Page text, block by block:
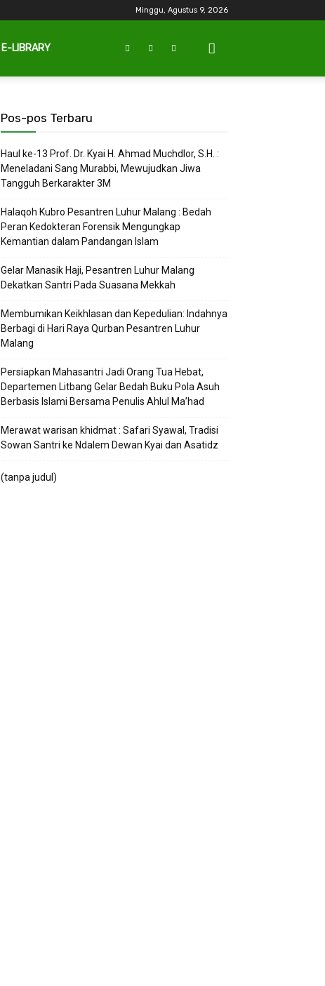
Minggu, Agustus 9, 2026
E-LIBRARY
Pos-pos Terbaru
Haul ke-13 Prof. Dr. Kyai H. Ahmad Muchdlor, S.H. :
Meneladani Sang Murabbi, Mewujudkan Jiwa
Tangguh Berkarakter 3M
Halaqoh Kubro Pesantren Luhur Malang : Bedah
Peran Kedokteran Forensik Mengungkap
Kemantian dalam Pandangan Islam
Gelar Manasik Haji, Pesantren Luhur Malang
Dekatkan Santri Pada Suasana Mekkah
Membumikan Keikhlasan dan Kepedulian: Indahnya
Berbagi di Hari Raya Qurban Pesantren Luhur
Malang
Persiapkan Mahasantri Jadi Orang Tua Hebat,
Departemen Litbang Gelar Bedah Buku Pola Asuh
Berbasis Islami Bersama Penulis Ahlul Ma’had
Merawat warisan khidmat : Safari Syawal, Tradisi
Sowan Santri ke Ndalem Dewan Kyai dan Asatidz
(tanpa judul)